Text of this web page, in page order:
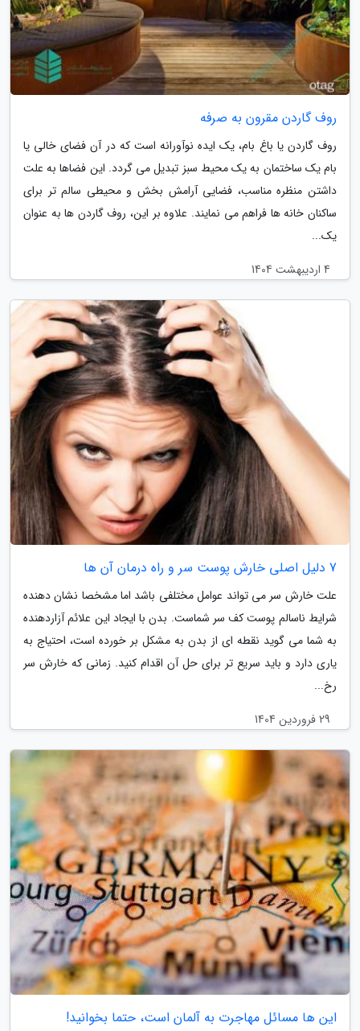
روف گاردن مقرون به صرفه
روف گاردن یا باغ بام، یک ایده نوآورانه است که در آن فضای خالی یا
بام یک ساختمان به یک محیط سبز تبدیل می گردد. این فضاها به علت
داشتن منظره مناسب، فضایی آرامش بخش و محیطی سالم تر برای
ساکنان خانه ها فراهم می نمایند. علاوه بر این، روف گاردن ها به عنوان
یک...
4 اردیبهشت 1404
7 دلیل اصلی خارش پوست سر و راه درمان آن ها
علت خارش سر می تواند عوامل مختلفی باشد اما مشخصا نشان دهنده
شرایط ناسالم پوست کف سر شماست. بدن با ایجاد این علائم آزاردهنده
به شما می گوید نقطه ای از بدن به مشکل بر خورده است، احتیاج به
یاری دارد و باید سریع تر برای حل آن اقدام کنید. زمانی که خارش سر
رخ...
29 فروردین 1404
این ها مسائل مهاجرت به آلمان است، حتما بخوانید!